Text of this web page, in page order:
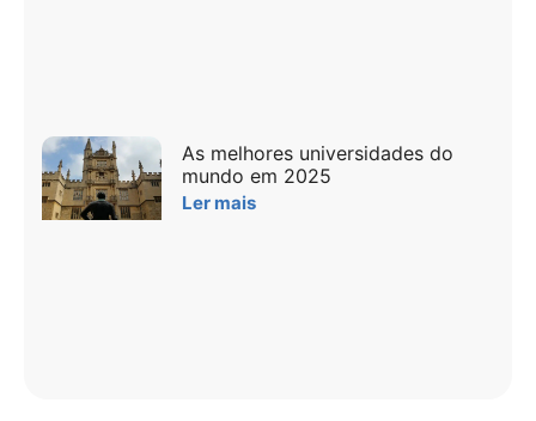
As melhores universidades do
mundo em 2025
Ler mais